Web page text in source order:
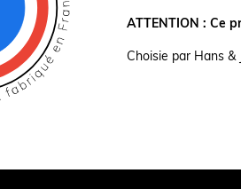
ATTENTION : Ce
Choisie par Hans